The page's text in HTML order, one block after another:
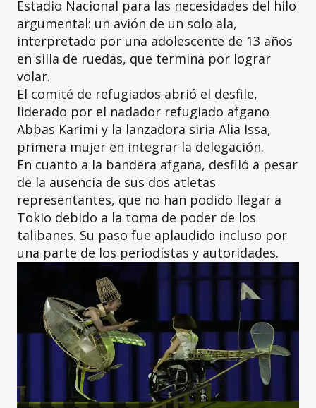
Estadio Nacional para las necesidades del hilo
argumental: un avión de un solo ala,
interpretado por una adolescente de 13 años
en silla de ruedas, que termina por lograr
volar.
El comité de refugiados abrió el desfile,
liderado por el nadador refugiado afgano
Abbas Karimi y la lanzadora siria Alia Issa,
primera mujer en integrar la delegación.
En cuanto a la bandera afgana, desfiló a pesar
de la ausencia de sus dos atletas
representantes, que no han podido llegar a
Tokio debido a la toma de poder de los
talibanes. Su paso fue aplaudido incluso por
una parte de los periodistas y autoridades.